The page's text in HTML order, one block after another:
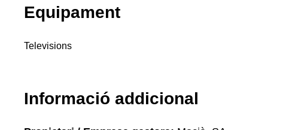
Equipament
Televisions
Informació addicional